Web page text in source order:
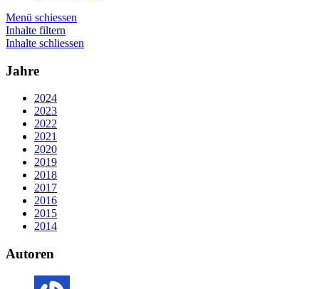
Menü schiessen
Inhalte filtern
Inhalte schliessen
Jahre
2024
2023
2022
2021
2020
2019
2018
2017
2016
2015
2014
Autoren